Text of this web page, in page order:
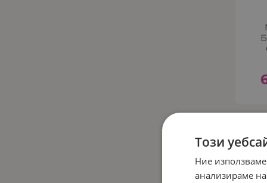
Този
Ние
анализираме